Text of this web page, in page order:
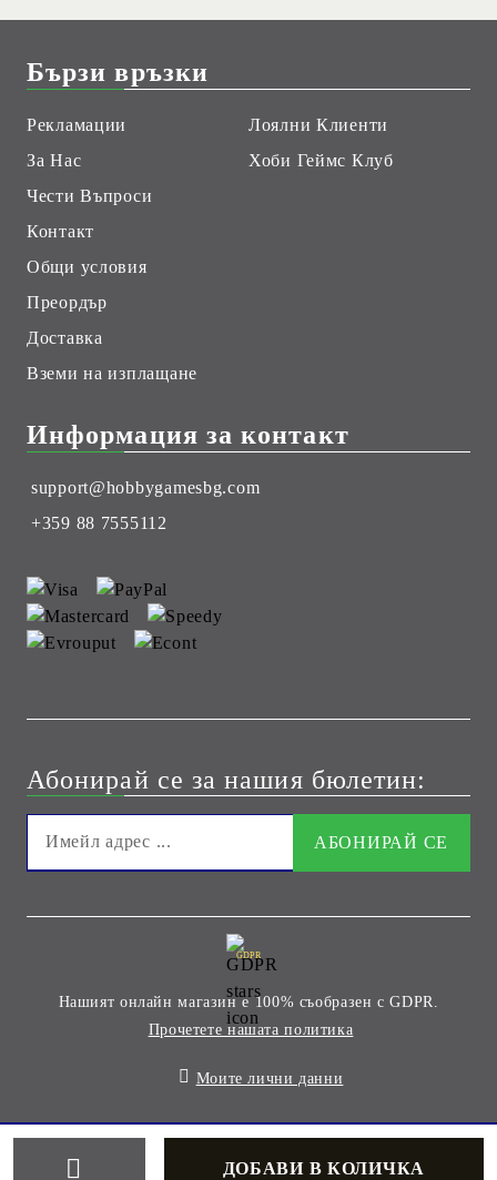
Бързи връзки
Рекламации
За Нас
Чести Въпроси
Контакт
Общи условия
Преордър
Доставка
Вземи на изплащане
Лоялни Клиенти
Хоби Геймс Клуб
Информация за контакт
support@hobbygamesbg.com
+359 88 7555112
Абонирай се за нашия бюлетин:
GDPR
Нашият онлайн магазин е 100% съобразен с GDPR.
Прочетете нашата политика
Моите лични данни